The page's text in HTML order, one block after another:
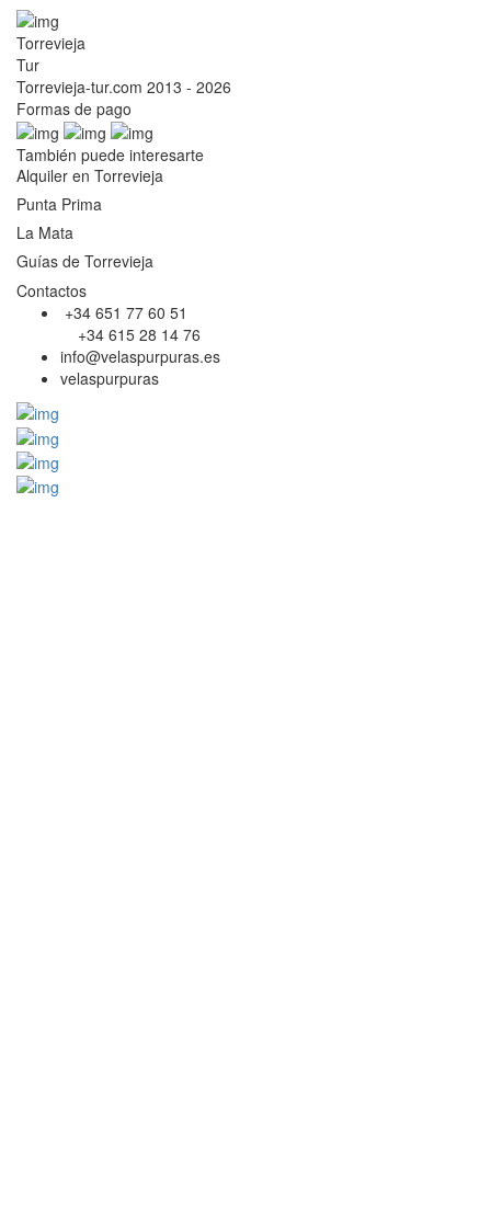
Torrevieja
Tur
Torrevieja-tur.com 2013 - 2026
Formas de pago
También puede interesarte
Alquiler en Torrevieja
Punta Prima
La Mata
Guías de Torrevieja
Contactos
+34 651 77 60 51
+34 615 28 14 76
info@velaspurpuras.es
velaspurpuras